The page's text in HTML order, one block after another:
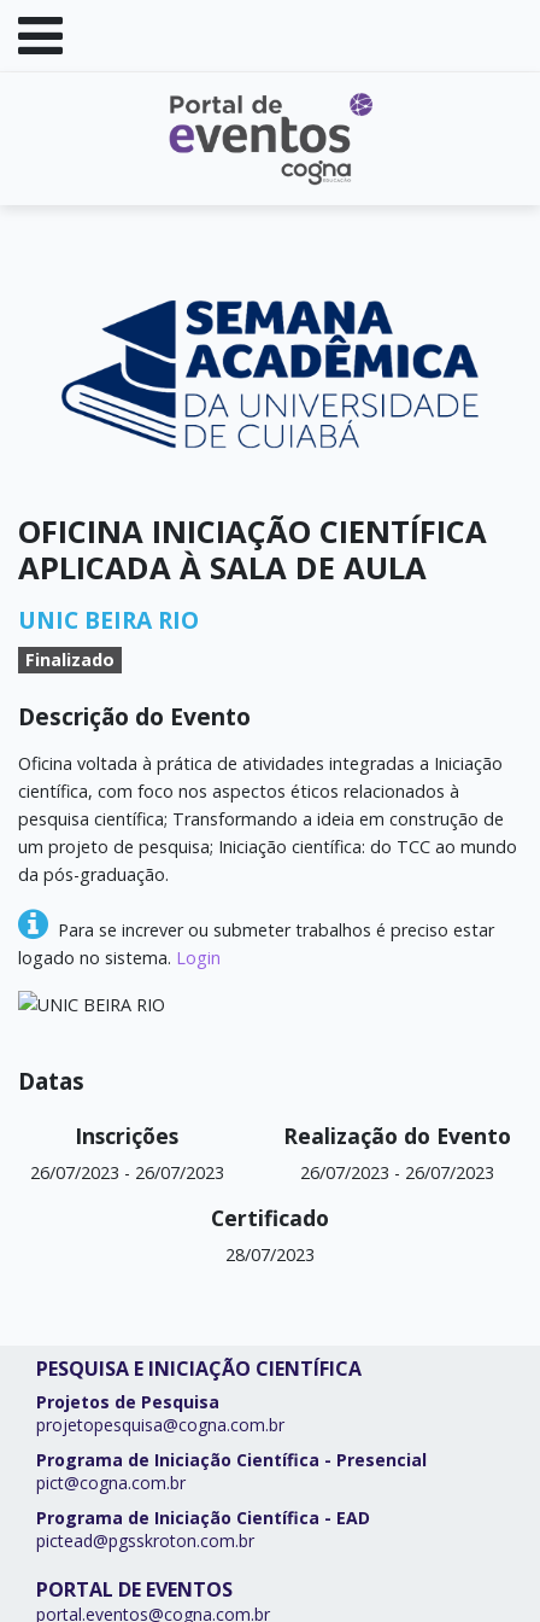
OFICINA INICIAÇÃO CIENTÍFICA
APLICADA À SALA DE AULA
UNIC BEIRA RIO
Finalizado
Descrição do Evento
Oficina voltada à prática de atividades integradas a Iniciação
científica, com foco nos aspectos éticos relacionados à
pesquisa científica; Transformando a ideia em construção de
um projeto de pesquisa; Iniciação científica: do TCC ao mundo
da pós-graduação.
Para se increver ou submeter trabalhos é preciso estar
logado no sistema. Login
Datas
Inscrições
26/07/2023 - 26/07/2023
Realização do Evento
26/07/2023 - 26/07/2023
Certificado
28/07/2023
PESQUISA E INICIAÇÃO CIENTÍFICA
Projetos de Pesquisa
projetopesquisa@cogna.com.br
Programa de Iniciação Científica - Presencial
pict@cogna.com.br
Programa de Iniciação Científica - EAD
pictead@pgsskroton.com.br
PORTAL DE EVENTOS
portal.eventos@cogna.com.br